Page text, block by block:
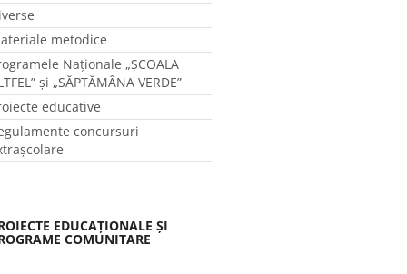
metodice
Naţionale „ŞCOALA
și „SĂPTĂMÂNA VERDE”
educative
concursuri
EDUCAȚIONALE ȘI
COMUNITARE